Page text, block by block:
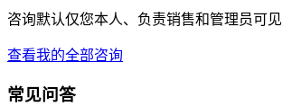
咨询默认仅您本人、负责销售和管理员可见
查看我的全部咨询
常见问答